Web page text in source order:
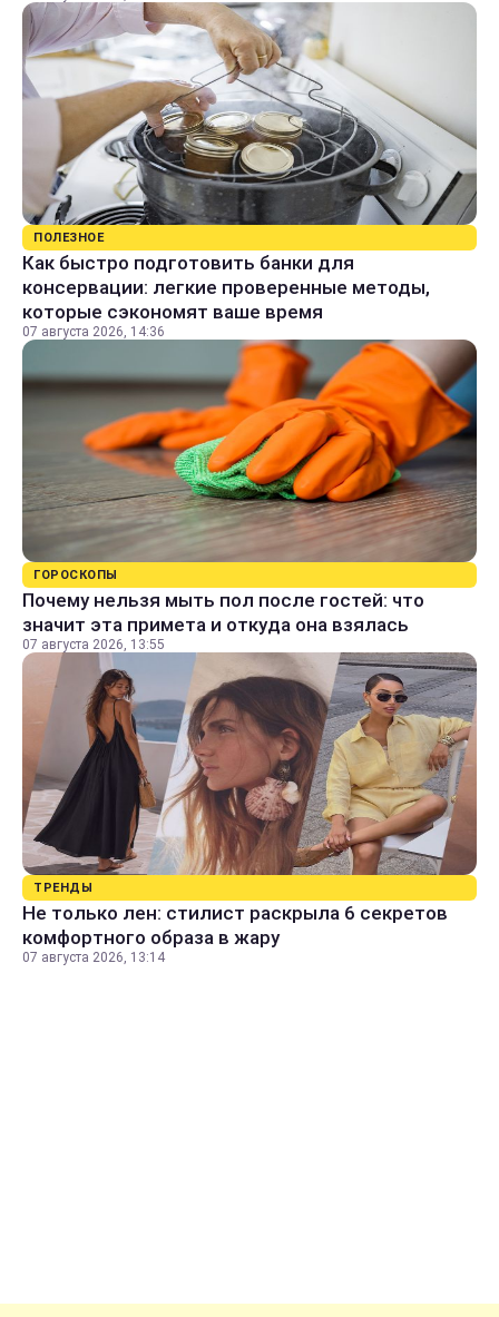
ПОЛЕЗНОЕ
Как быстро подготовить банки для
консервации: легкие проверенные методы,
которые сэкономят ваше время
07 августа 2026, 14:36
ГОРОСКОПЫ
Почему нельзя мыть пол после гостей: что
значит эта примета и откуда она взялась
07 августа 2026, 13:55
ТРЕНДЫ
Не только лен: стилист раскрыла 6 секретов
комфортного образа в жару
07 августа 2026, 13:14